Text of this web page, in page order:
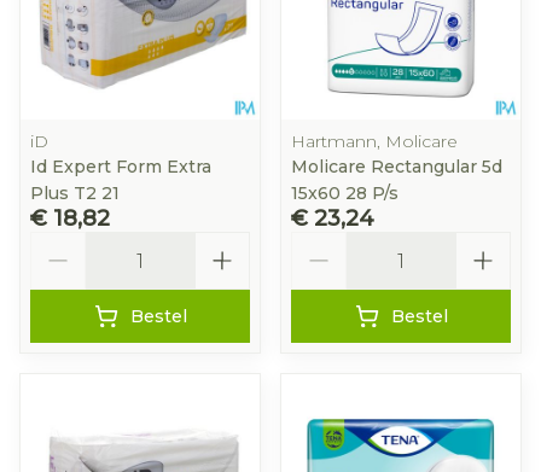
iD
Id Expert Form Extra
Plus T2 21
€ 18,82
Bestel
Hartmann, Molicare
Molicare Rectangular 5d
15x60 28 P/s
€ 23,24
Bestel